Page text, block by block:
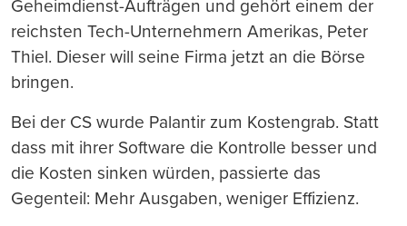
Geheimdienst-Aufträgen und gehört einem der
reichsten Tech-Unternehmern Amerikas, Peter
Thiel. Dieser will seine Firma jetzt an die Börse
bringen.
Bei der CS wurde Palantir zum Kostengrab. Statt
dass mit ihrer Software die Kontrolle besser und
die Kosten sinken würden, passierte das
Gegenteil: Mehr Ausgaben, weniger Effizienz.